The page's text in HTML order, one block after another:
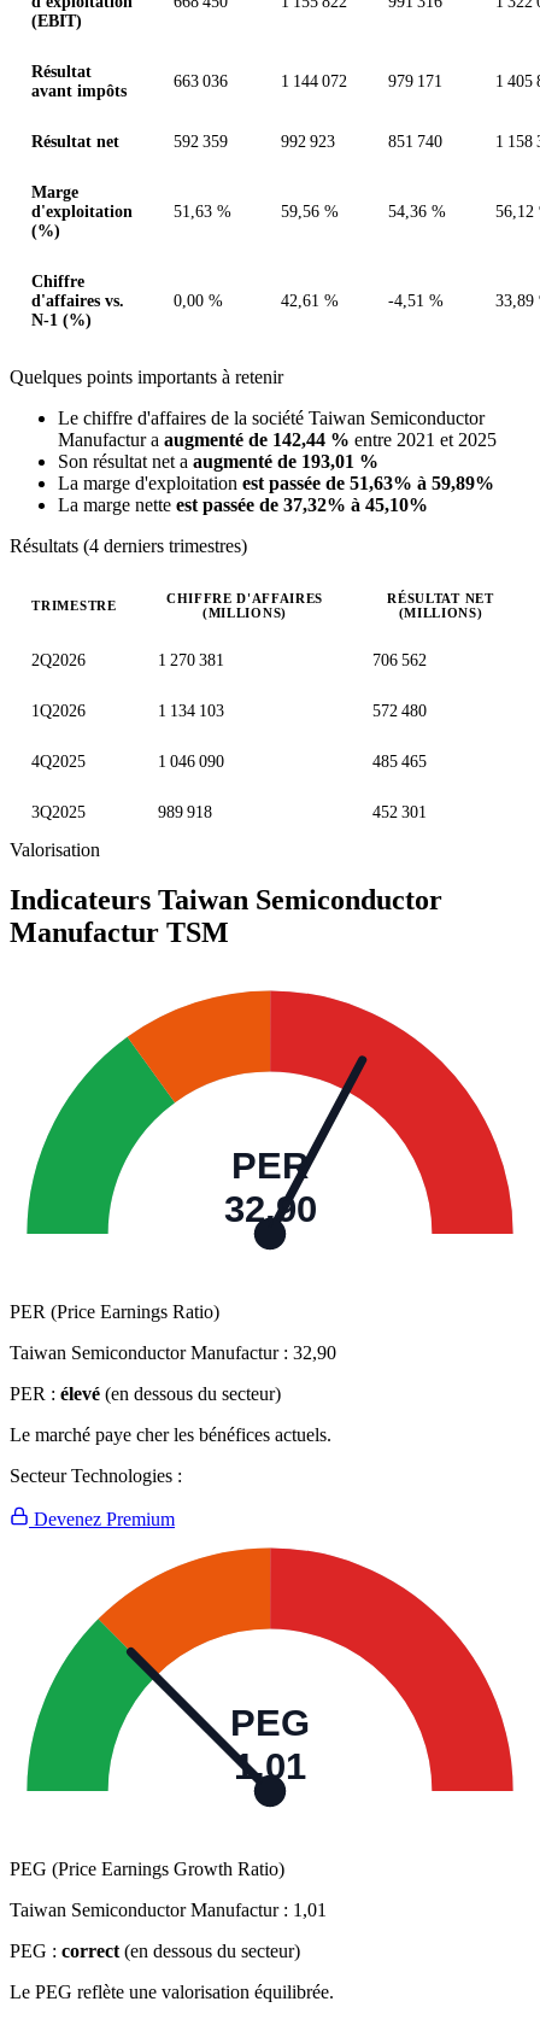
(EBIT)
Résultat
avant impôts
663 036 1 144 072 979 171 1 405
Résultat net 592 359 992 923 851 740 1 158
Marge
d'exploitation
(%)
51,63 % 59,56 % 54,36 % 56,12
Chiffre
d'affaires vs.
N-1 (%)
0,00 % 42,61 % -4,51 % 33,89
Quelques points importants à retenir
Le chiffre d'affaires de la société Taiwan Semiconductor
Manufactur a augmenté de 142,44 % entre 2021 et 2025
Son résultat net a augmenté de 193,01 %
La marge d'exploitation est passée de 51,63% à 59,89%
La marge nette est passée de 37,32% à 45,10%
Résultats (4 derniers trimestres)
TRIMESTRE
CHIFFRE D'AFFAIRES
(MILLIONS)
RÉSULTAT NET
(MILLIONS)
2Q2026 1 270 381 706 562
1Q2026 1 134 103 572 480
4Q2025 1 046 090 485 465
3Q2025 989 918 452 301
Valorisation
Indicateurs Taiwan Semiconductor
Manufactur TSM
PER
32,90
PER (Price Earnings Ratio)
Taiwan Semiconductor Manufactur : 32,90
PER : élevé (en dessous du secteur)
Le marché paye cher les bénéfices actuels.
Secteur Technologies :
Devenez Premium
PEG
1,01
PEG (Price Earnings Growth Ratio)
Taiwan Semiconductor Manufactur : 1,01
PEG : correct (en dessous du secteur)
Le PEG reflète une valorisation équilibrée.